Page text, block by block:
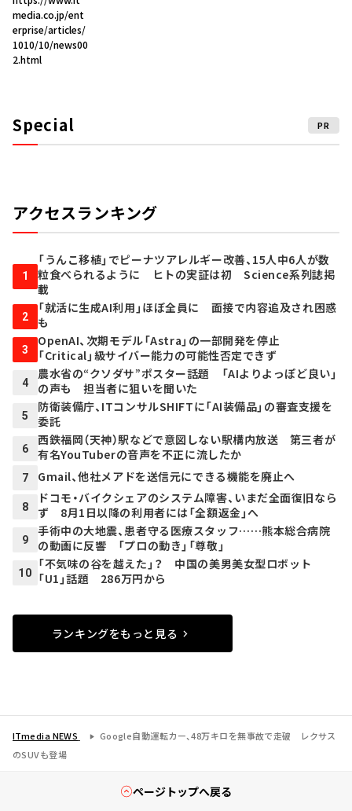
media.co.jp/ent
erprise/articles/
1010/10/news00
2.html
Special PR
アクセスランキング
1
「うんこ移植」でピーナツアレルギー改善、15人中6人が数
粒食べられるように ヒトの実証は初 Science系列誌掲
載
2
「就活に生成AI利用」ほぼ全員に 面接で内容追及され困惑
も
3
OpenAI、次期モデル「Astra」の一部開発を停止
「Critical」級サイバー能力の可能性否定できず
4
農水省の“クソダサ”ポスター話題 「AIよりよっぽど良い」
の声も 担当者に狙いを聞いた
5
防衛装備庁、ITコンサルSHIFTに「AI装備品」の審査支援を
委託
6
西鉄福岡（天神）駅などで意図しない駅構内放送 第三者が
有名YouTuberの音声を不正に流したか
7 Gmail、他社メアドを送信元にできる機能を廃止へ
8
ドコモ・バイクシェアのシステム障害、いまだ全面復旧なら
ず 8月1日以降の利用者には「全額返金」へ
9
手術中の大地震、患者守る医療スタッフ……熊本総合病院
の動画に反響 「プロの動き」「尊敬」
10
「不気味の谷を越えた」？ 中国の美男美女型ロボット
「U1」話題 286万円から
ランキングをもっと見る
ITmedia NEWS
Google自動運転カー、48万キロを無事故で走破 レクサス
のSUVも登場
ページトップへ戻る